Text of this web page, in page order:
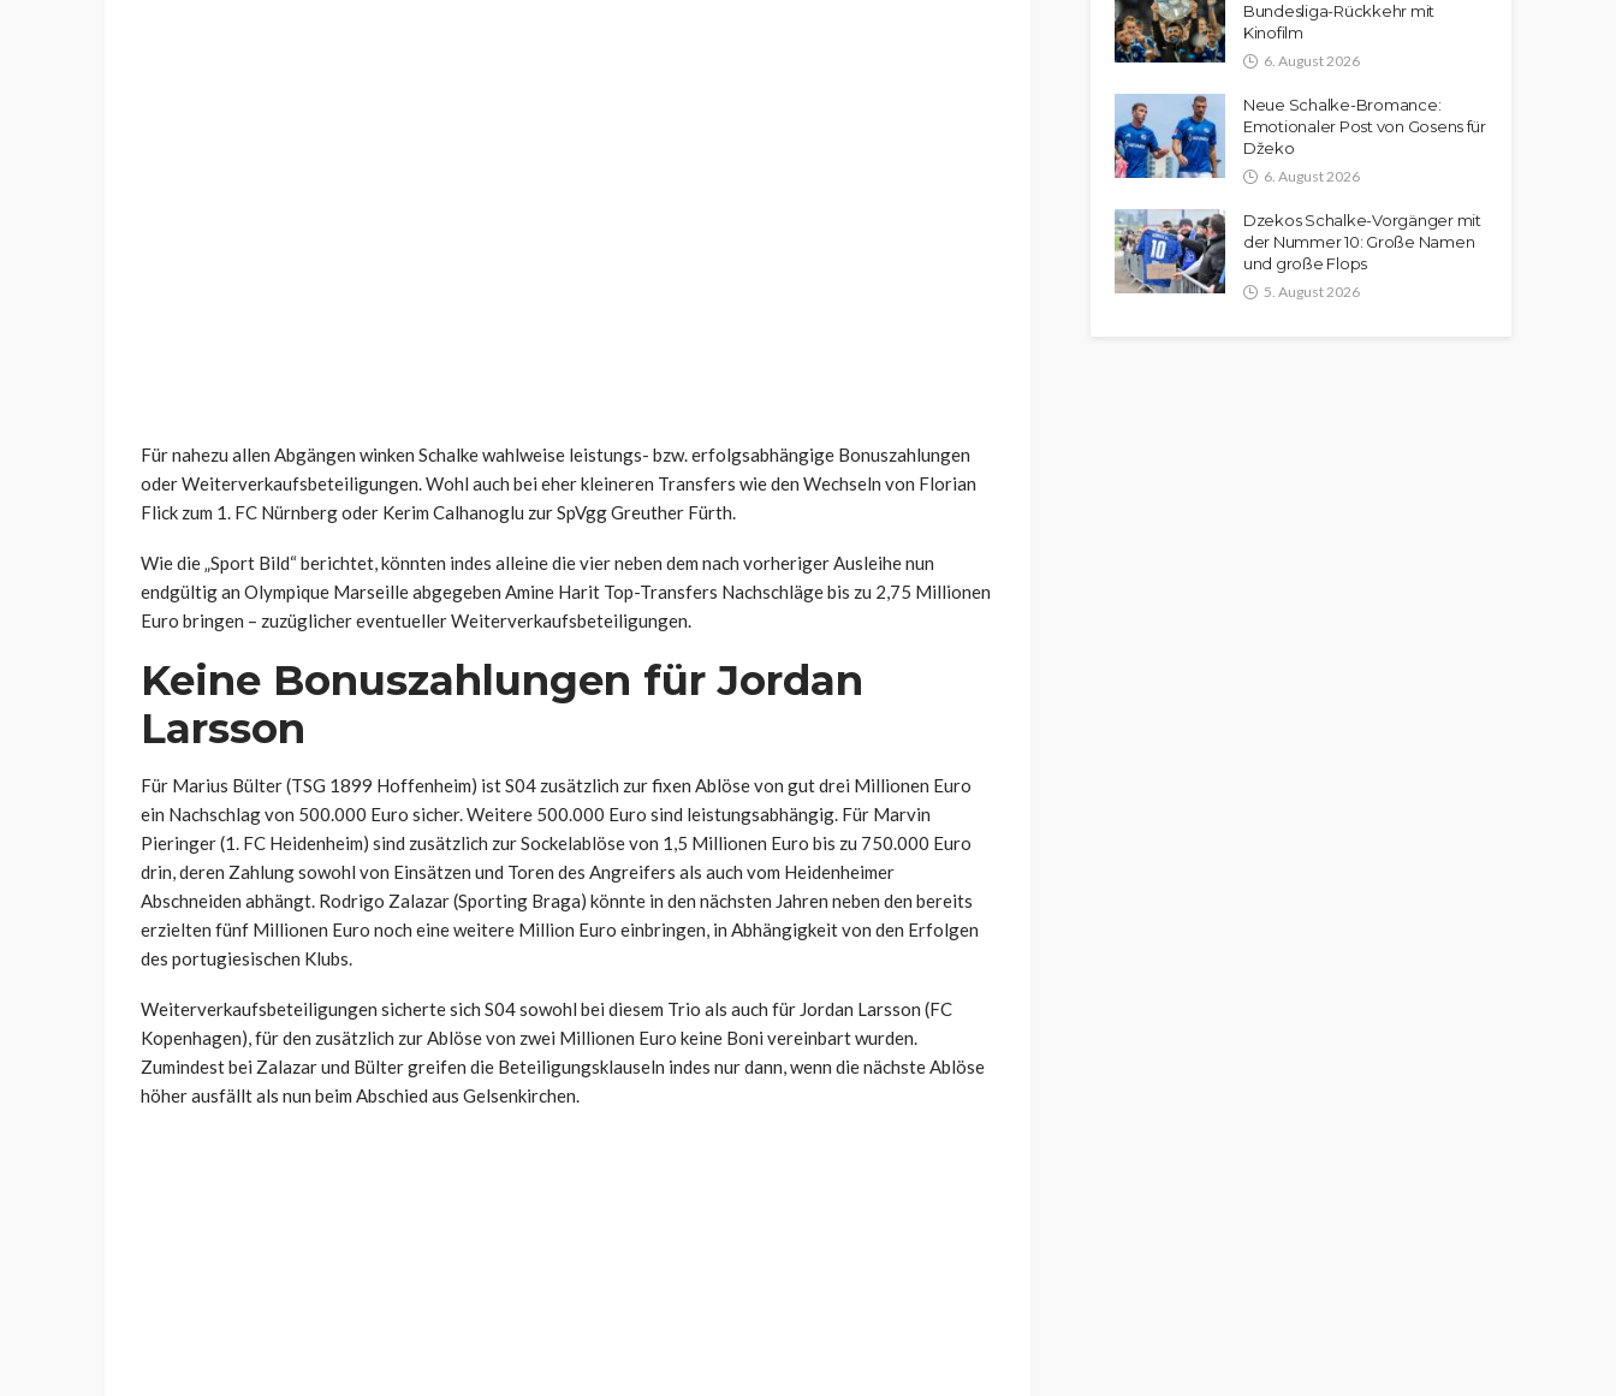
Für nahezu allen Abgängen winken Schalke wahlweise leistungs- bzw. erfolgsabhängige Bonuszahlungen
oder Weiterverkaufsbeteiligungen. Wohl auch bei eher kleineren Transfers wie den Wechseln von Florian
Flick zum 1. FC Nürnberg oder Kerim Calhanoglu zur SpVgg Greuther Fürth.
Wie die „Sport Bild“ berichtet, könnten indes alleine die vier neben dem nach vorheriger Ausleihe nun
endgültig an Olympique Marseille abgegeben Amine Harit Top-Transfers Nachschläge bis zu 2,75 Millionen
Euro bringen – zuzüglicher eventueller Weiterverkaufsbeteiligungen.
Keine Bonuszahlungen für Jordan
Larsson
Für Marius Bülter (TSG 1899 Hoffenheim) ist S04 zusätzlich zur fixen Ablöse von gut drei Millionen Euro
ein Nachschlag von 500.000 Euro sicher. Weitere 500.000 Euro sind leistungsabhängig. Für Marvin
Pieringer (1. FC Heidenheim) sind zusätzlich zur Sockelablöse von 1,5 Millionen Euro bis zu 750.000 Euro
drin, deren Zahlung sowohl von Einsätzen und Toren des Angreifers als auch vom Heidenheimer
Abschneiden abhängt. Rodrigo Zalazar (Sporting Braga) könnte in den nächsten Jahren neben den bereits
erzielten fünf Millionen Euro noch eine weitere Million Euro einbringen, in Abhängigkeit von den Erfolgen
des portugiesischen Klubs.
Weiterverkaufsbeteiligungen sicherte sich S04 sowohl bei diesem Trio als auch für Jordan Larsson (FC
Kopenhagen), für den zusätzlich zur Ablöse von zwei Millionen Euro keine Boni vereinbart wurden.
Zumindest bei Zalazar und Bülter greifen die Beteiligungsklauseln indes nur dann, wenn die nächste Ablöse
höher ausfällt als nun beim Abschied aus Gelsenkirchen.
Bundesliga-Rückkehr mit
Kinofilm
6. August 2026
Neue Schalke-Bromance:
Emotionaler Post von Gosens für
Džeko
6. August 2026
Dzekos Schalke-Vorgänger mit
der Nummer 10: Große Namen
und große Flops
5. August 2026